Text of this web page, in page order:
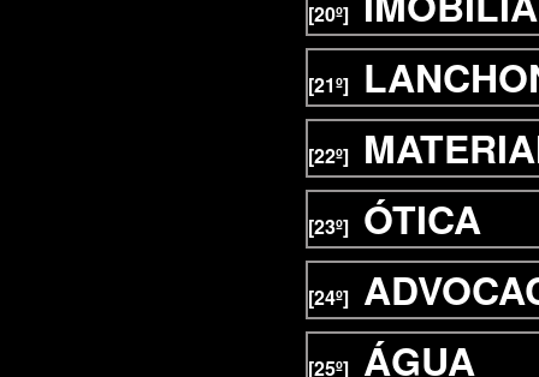
[20º]
[21º]
[22º]
[23º] ÓTICA
[24º]
[25º] ÁGUA